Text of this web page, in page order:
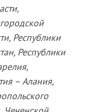
Республики
Республики
– Алания,